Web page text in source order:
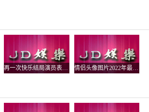
再一次快乐结局演员表,再一次的结局演员 情侣头像图片2022年最新头像(情侣头像图片